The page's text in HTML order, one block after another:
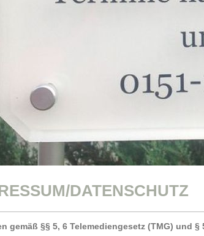
DATENSCHUTZ
gemäß §§ 5, 6 Telemediengesetz (TMG) und